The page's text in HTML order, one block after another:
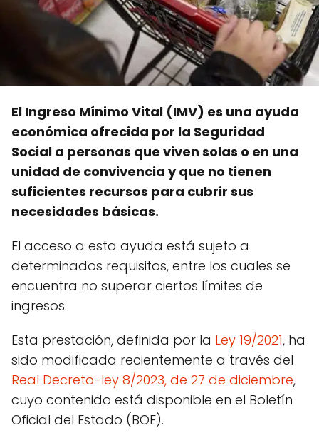
El Ingreso Mínimo Vital (IMV) es una ayuda
económica ofrecida por la Seguridad
Social a personas que viven solas o en una
unidad de convivencia y que no tienen
suficientes recursos para cubrir sus
necesidades básicas.
El acceso a esta ayuda está sujeto a
determinados requisitos, entre los cuales se
encuentra no superar ciertos límites de
ingresos.
Esta prestación, definida por la Ley 19/2021, ha
sido modificada recientemente a través del
Real Decreto-ley 8/2023, de 27 de diciembre,
cuyo contenido está disponible en el Boletín
Oficial del Estado (BOE).